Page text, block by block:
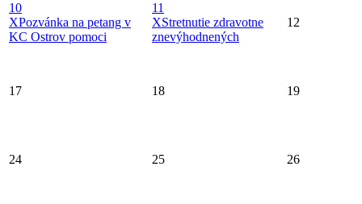
10
XPozvánka na petang v
KC Ostrov pomoci
11
XStretnutie zdravotne
znevýhodnených
12
17 18 19
24 25 26